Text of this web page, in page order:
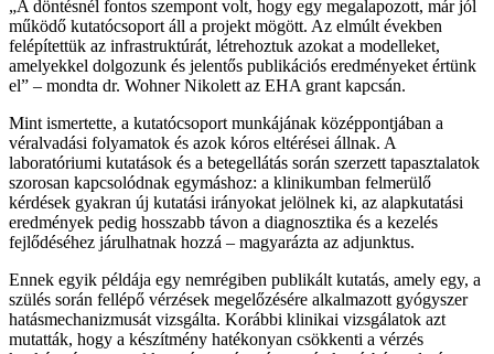
„A döntésnél fontos szempont volt, hogy egy megalapozott, már jól
működő kutatócsoport áll a projekt mögött. Az elmúlt években
felépítettük az infrastruktúrát, létrehoztuk azokat a modelleket,
amelyekkel dolgozunk és jelentős publikációs eredményeket értünk
el” – mondta dr. Wohner Nikolett az EHA grant kapcsán.
Mint ismertette, a kutatócsoport munkájának középpontjában a
véralvadási folyamatok és azok kóros eltérései állnak. A
laboratóriumi kutatások és a betegellátás során szerzett tapasztalatok
szorosan kapcsolódnak egymáshoz: a klinikumban felmerülő
kérdések gyakran új kutatási irányokat jelölnek ki, az alapkutatási
eredmények pedig hosszabb távon a diagnosztika és a kezelés
fejlődéséhez járulhatnak hozzá – magyarázta az adjunktus.
Ennek egyik példája egy nemrégiben publikált kutatás, amely egy, a
szülés során fellépő vérzések megelőzésére alkalmazott gyógyszer
hatásmechanizmusát vizsgálta. Korábbi klinikai vizsgálatok azt
mutatták, hogy a készítmény hatékonyan csökkenti a vérzés